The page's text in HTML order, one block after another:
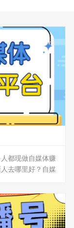
都现做自媒体赚
去哪里好？自媒
且稳定。